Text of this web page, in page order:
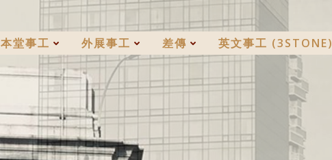
本堂事工 外展事工 差傳 英文事工 (3STONE)